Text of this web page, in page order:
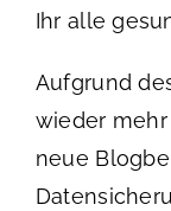
Ihr alle
Aufgrund
wieder
neue